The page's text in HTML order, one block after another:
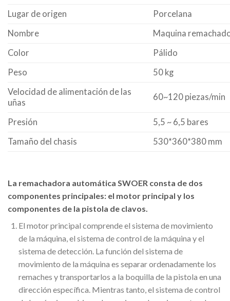
Lugar de origen
Porcelana
Nombre
Maquina
Color
Pálido
Peso
50 kg
Velocidad de alimentación de las
uñas
60~120 piezas/min
Presión
5,5 ~ 6,5 bares
Tamaño del chasis
530*360*380 mm
La remachadora automática SWOER consta de dos
componentes principales: el motor principal y los
componentes de la pistola de clavos.
El motor principal comprende el sistema de movimiento
de la máquina, el sistema de control de la máquina y el
sistema de detección. La función del sistema de
movimiento de la máquina es separar ordenadamente los
remaches y transportarlos a la boquilla de la pistola en una
dirección específica. Mientras tanto, el sistema de control